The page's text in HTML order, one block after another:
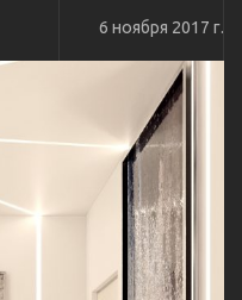
6 ноября 2017 г.